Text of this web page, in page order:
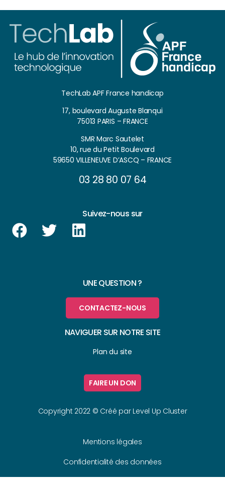
TechLab APF France handicap
17, boulevard Auguste Blanqui
75013 PARIS – FRANCE
SMR Marc Sautelet
10, rue du Petit Boulevard
59650 VILLENEUVE D’ASCQ – FRANCE
03 28 80 07 64
Suivez-nous sur
UNE QUESTION ?
CONTACTEZ-NOUS
NAVIGUER SUR NOTRE SITE
Plan du site
FAIRE UN DON
Copyright 2022 © Créé par Level Up Cluster
Mentions légales
Confidentialité des données